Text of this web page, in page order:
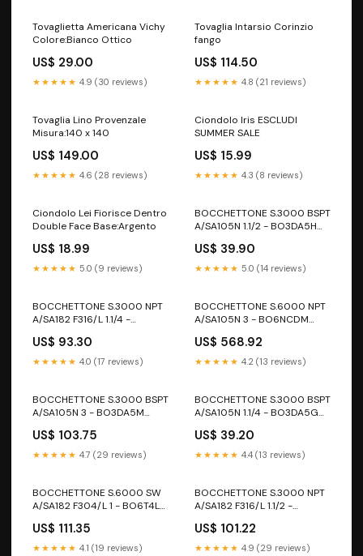
Tovaglietta Americana Vichy
Colore:Bianco Ottico
US$ 29.00
★★★★★ 4.9 (30 reviews)
Tovaglia Intarsio Corinzio
fango
US$ 114.50
★★★★★ 4.8 (21 reviews)
Tovaglia Lino Provenzale
Misura:140 x 140
US$ 149.00
★★★★★ 4.6 (28 reviews)
Ciondolo Iris ESCLUDI
SUMMER SALE
US$ 15.99
★★★★★ 4.3 (8 reviews)
Ciondolo Lei Fiorisce Dentro
Double Face Base:Argento
US$ 18.99
★★★★★ 5.0 (9 reviews)
BOCCHETTONE S.3000 BSPT
A/SA105N 1.1/2 - BO3DA5H
US$ 39.90
★★★★★ 5.0 (14 reviews)
BOCCHETTONE S.3000 NPT
A/SA182 F316/L 1.1/4 -
US$ 93.30
★★★★★ 4.0 (17 reviews)
BOCCHETTONE S.6000 NPT
A/SA105N 3 - BO6NCDM
US$ 568.92
★★★★★ 4.2 (13 reviews)
BOCCHETTONE S.3000 BSPT
A/SA105N 3 - BO3DA5M
US$ 103.75
★★★★★ 4.7 (29 reviews)
BOCCHETTONE S.3000 BSPT
A/SA105N 1.1/4 - BO3DA5G
US$ 39.20
★★★★★ 4.4 (13 reviews)
BOCCHETTONE S.6000 SW
A/SA182 F304/L 1 - BO6T4LF
US$ 111.35
★★★★★ 4.1 (19 reviews)
BOCCHETTONE S.3000 NPT
A/SA182 F316/L 1.1/2 -
US$ 101.22
★★★★★ 4.9 (29 reviews)